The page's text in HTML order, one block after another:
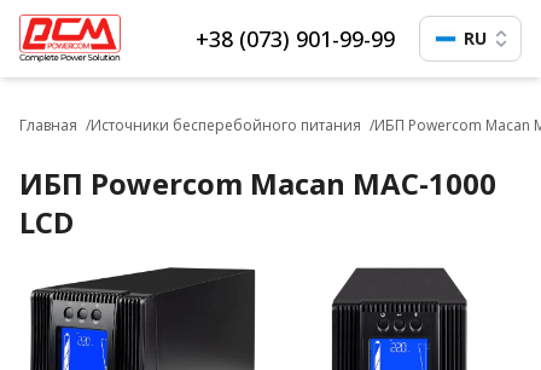
+38 (073) 901-99-99 RU
Главная Источники бесперебойного питания ИБП Powercom Macan
ИБП Powercom Macan MAC-1000
LCD